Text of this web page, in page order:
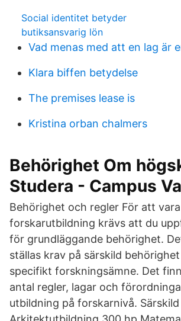
Social identitet betyder
butiksansvarig lön
Vad menas med att en lag är
Klara biffen betydelse
The premises lease is
Kristina orban chalmers
Behörighet Om
Studera - Campus
Behörighet och regler För att
forskarutbildning krävs att du
för grundläggande behörighet.
ställas krav på särskild
specifikt forskningsämne. Det
antal regler, lagar och
utbildning på forskarnivå.